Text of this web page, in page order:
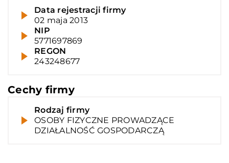
Data rejestracji firmy
02 maja 2013
NIP
5771697869
REGON
243248677
Cechy firmy
Rodzaj firmy
OSOBY FIZYCZNE PROWADZĄCE
DZIAŁALNOŚĆ GOSPODARCZĄ